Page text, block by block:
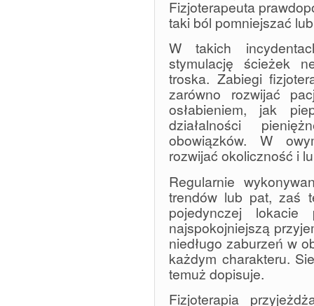
Fizjoterapeuta
taki ból pomniejszać
W takich
stymulację ścieżek
troska. Zabiegi
zarówno rozwijać
osłabieniem, jak
działalności
obowiązków. W
rozwijać okoliczność i
Regularnie
trendów lub pat, zaś
pojedynczej
najspokojniejszą
niedługo zaburzeń w
każdym charakteru.
temuż dopisuje.
Fizjoterapia